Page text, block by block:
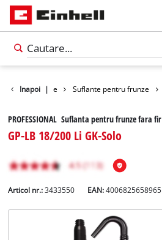
Inapoi |
de frunze Suflante pentru frunze
PROFESSIONAL Suflanta pentru frunze fara fir
GP-LB 18/200 Li GK-Solo
Articol nr.: 3433550 EAN:4006825658965